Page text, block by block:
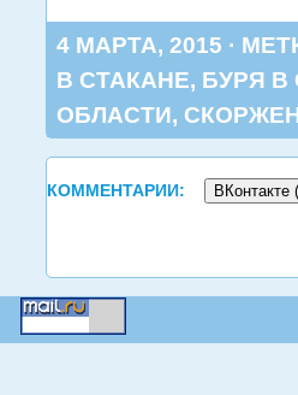
4 МАРТА, 2015 ·
В СТАКАНЕ, БУРЯ В
ОБЛАСТИ,
КОММЕНТАРИИ: ВКонтакте (